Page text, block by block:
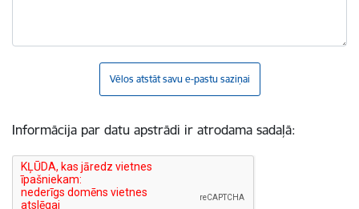
Vēlos atstāt savu e-pastu saziņai
Informācija par datu apstrādi ir atrodama sadaļā: